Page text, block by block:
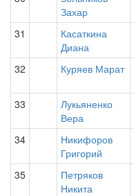
Захар
31
Касаткина
Диана
32 Куряев Марат
33
Лукьяненко
Вера
34
Никифоров
Григорий
35
Петряков
Никита